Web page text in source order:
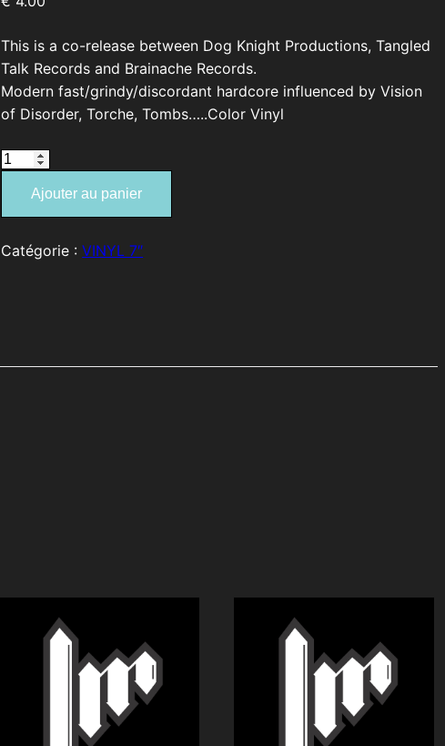
This is a co-release between Dog Knight Productions, Tangled
Talk Records and Brainache Records.
Modern fast/grindy/discordant hardcore influenced by Vision
of Disorder, Torche, Tombs…..Color Vinyl
quantité
PARISO
Insignificant
Ajouter au panier
Catégorie :VINYL 7″